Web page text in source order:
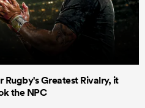
Rugby's Greatest Rivalry, it
the NPC